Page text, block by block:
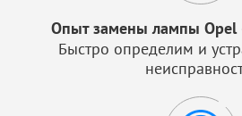
Опыт замены лампы Opel
Быстро определим и